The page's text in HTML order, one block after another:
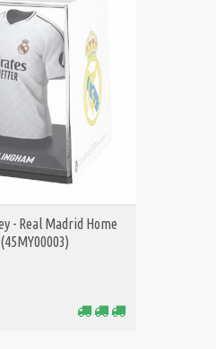
- Real Madrid Home